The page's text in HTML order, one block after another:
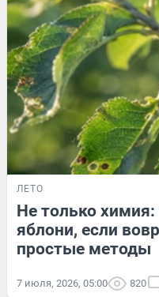
ЛЕТО
Не только химия:
яблони, если
простые методы
7 июля, 2026, 05:00 820